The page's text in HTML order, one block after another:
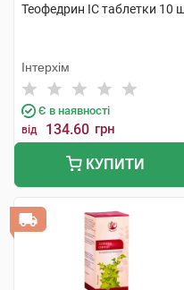
Теофедрин IC таблетки 10
Інтерхім
Є в наявності
від 134.60 грн
КУПИТИ